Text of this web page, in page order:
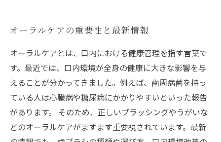
オーラルケアの重要性と最新情報
オーラルケアとは、口内における健康管理を指す言葉で
す。最近では、口内環境が全身の健康に大きな影響を与
えることが分かってきました。例えば、歯周病菌を持っ
ている人は心臓病や糖尿病にかかりやすいといった報告
があります。 そのため、正しいブラッシングやうがいな
どのオーラルケアがますます重要視されています。最新